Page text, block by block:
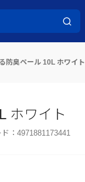
防臭ペール 10L ホワイト
ホワイト
： 4971881173441